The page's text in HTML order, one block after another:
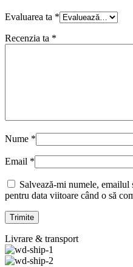
Evaluarea ta *
Recenzia ta *
Nume *
Email *
Salvează-mi numele,
pentru data viitoare când o să
Livrare & transport